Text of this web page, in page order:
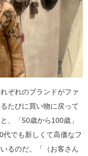
ぞれのブランドがファ
たびに買い物に戻って
、「50歳から100歳」
代でも新しくて高価なフ
るのだ。「（お客さん